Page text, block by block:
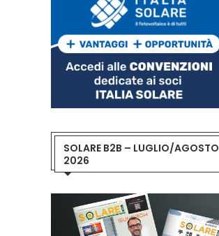
SOLARE B2B – LUGLIO/AGOSTO
2026